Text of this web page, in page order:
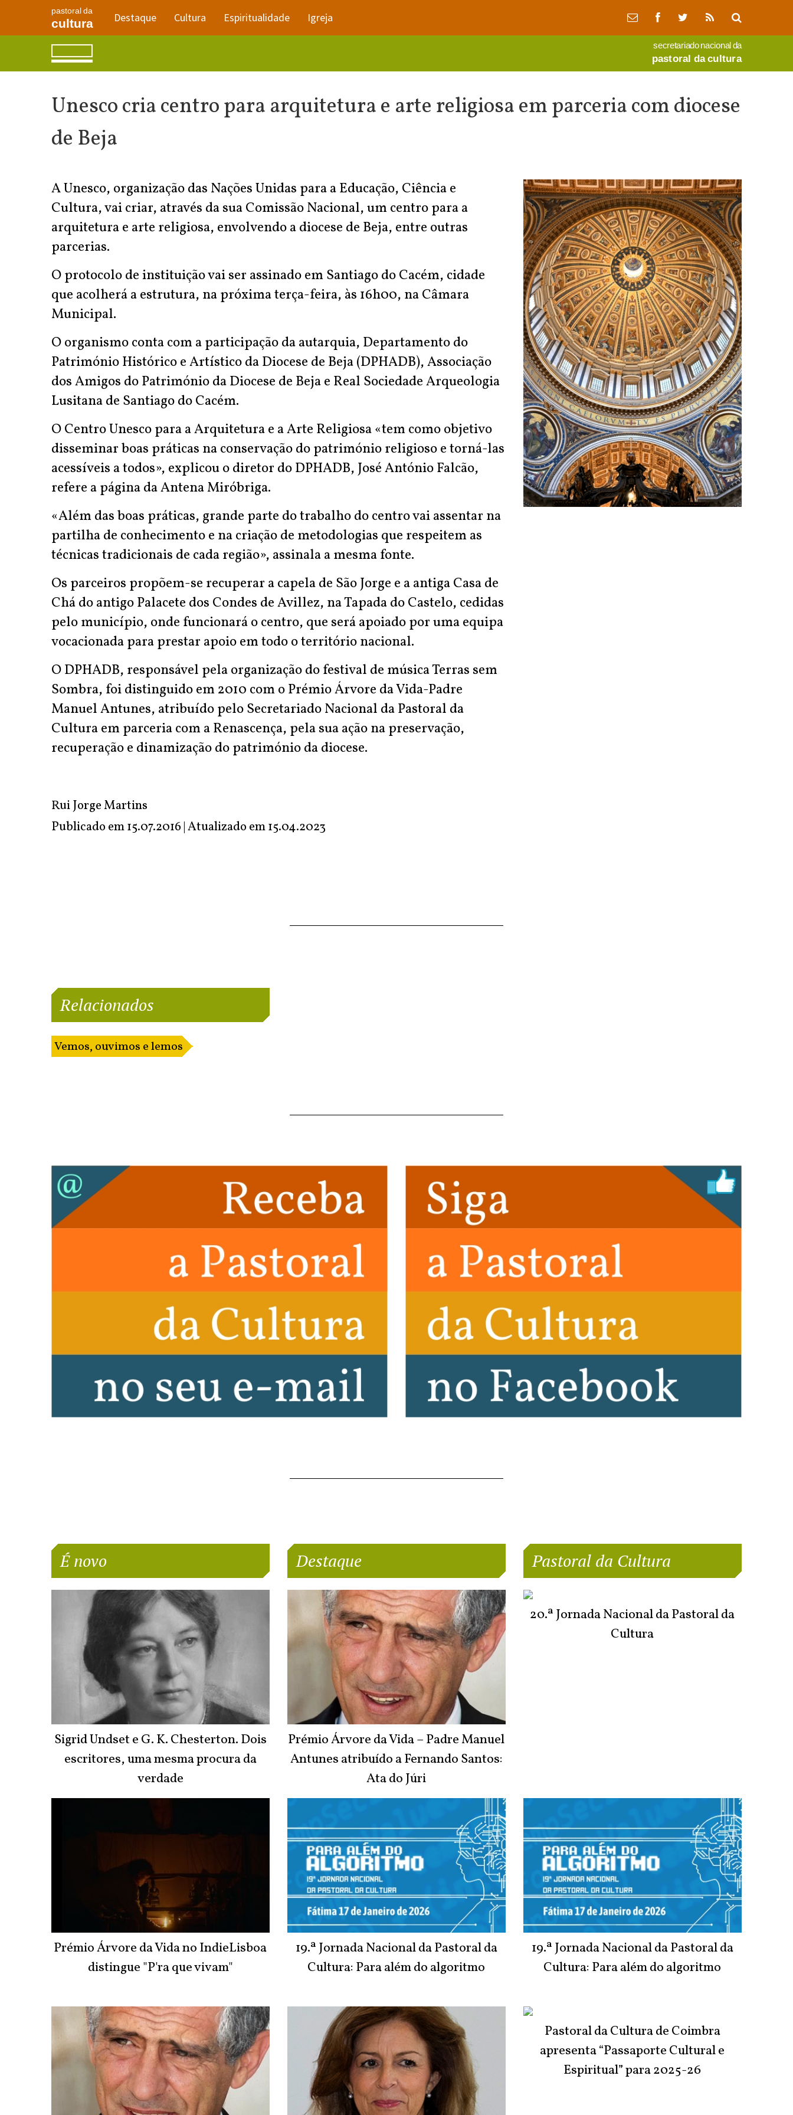
pastoral da
cultura Destaque Cultura Espiritualidade Igreja
secretariado nacional da
pastoral da cultura
Unesco cria centro para arquitetura e arte religiosa em parceria com diocese
de Beja
A Unesco, organização das Nações Unidas para a Educação, Ciência e
Cultura, vai criar, através da sua Comissão Nacional, um centro para a
arquitetura e arte religiosa, envolvendo a diocese de Beja, entre outras
parcerias.
O protocolo de instituição vai ser assinado em Santiago do Cacém, cidade
que acolherá a estrutura, na próxima terça-feira, às 16h00, na Câmara
Municipal.
O organismo conta com a participação da autarquia, Departamento do
Património Histórico e Artístico da Diocese de Beja (DPHADB), Associação
dos Amigos do Património da Diocese de Beja e Real Sociedade Arqueologia
Lusitana de Santiago do Cacém.
O Centro Unesco para a Arquitetura e a Arte Religiosa «tem como objetivo
disseminar boas práticas na conservação do património religioso e torná-las
acessíveis a todos», explicou o diretor do DPHADB, José António Falcão,
refere a página da Antena Miróbriga.
«Além das boas práticas, grande parte do trabalho do centro vai assentar na
partilha de conhecimento e na criação de metodologias que respeitem as
técnicas tradicionais de cada região», assinala a mesma fonte.
Os parceiros propõem-se recuperar a capela de São Jorge e a antiga Casa de
Chá do antigo Palacete dos Condes de Avillez, na Tapada do Castelo, cedidas
pelo município, onde funcionará o centro, que será apoiado por uma equipa
vocacionada para prestar apoio em todo o território nacional.
O DPHADB, responsável pela organização do festival de música Terras sem
Sombra, foi distinguido em 2010 com o Prémio Árvore da Vida-Padre
Manuel Antunes, atribuído pelo Secretariado Nacional da Pastoral da
Cultura em parceria com a Renascença, pela sua ação na preservação,
recuperação e dinamização do património da diocese.
Rui Jorge Martins
Publicado em 15.07.2016 | Atualizado em15.04.2023
Relacionados
Vemos, ouvimos e lemos
É novo
Sigrid Undset e G. K. Chesterton. Dois
escritores, uma mesma procura da
verdade
Prémio Árvore da Vida no IndieLisboa
distingue "P'ra que vivam"
Destaque
Prémio Árvore da Vida – Padre Manuel
Antunes atribuído a Fernando Santos:
Ata do Júri
19.ª Jornada Nacional da Pastoral da
Cultura: Para além do algoritmo
Pastoral da Cultura
20.ª Jornada Nacional da Pastoral da
Cultura
19.ª Jornada Nacional da Pastoral da
Cultura: Para além do algoritmo
Pastoral da Cultura de Coimbra
apresenta “Passaporte Cultural e
Espiritual” para 2025-26